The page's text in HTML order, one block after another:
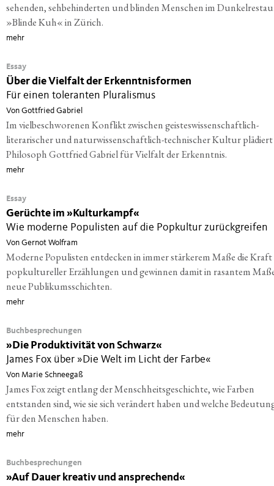
sehenden, sehbehinderten und blinden Menschen im
»Blinde Kuh« in Zürich.
mehr
Essay
Über die Vielfalt der Erkenntnisformen
Für einen toleranten Pluralismus
Von Gottfried Gabriel
Im vielbeschworenen Konflikt zwischen geisteswissenschaftlich-
literarischer und naturwissenschaftlich-technischer Kultur
Philosoph Gottfried Gabriel für Vielfalt der Erkenntnis.
mehr
Essay
Gerüchte im »Kulturkampf«
Wie moderne Populisten auf die Popkultur zurückgreifen
Von Gernot Wolfram
Moderne Populisten entdecken in immer stärkerem Maße die Kraft
popkultureller Erzählungen und gewinnen damit in rasantem
neue Publikumsschichten.
mehr
Buchbesprechungen
» Die Produktivität von Schwarz«
James Fox über »Die Welt im Licht der Farbe«
Von Marie Schneegaß
James Fox zeigt entlang der Menschheitsgeschichte, wie Farben
entstanden sind, wie sie sich verändert haben und welche
für den Menschen haben.
mehr
Buchbesprechungen
»Auf Dauer kreativ und ansprechend«